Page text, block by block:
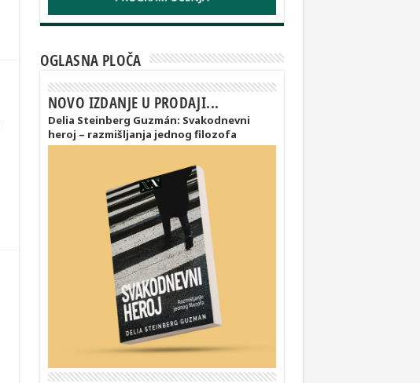
OGLASNA PLOČA
NOVO IZDANJE U PRODAJI...
Delia Steinberg Guzmán: Svakodnevni
heroj – razmišljanja jednog filozofa